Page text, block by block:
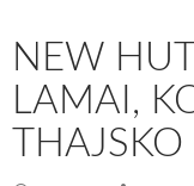
NEW
LAMAI,
THAJSKO